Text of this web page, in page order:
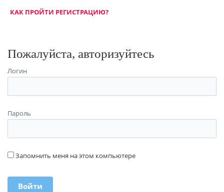
КАК ПРОЙТИ РЕГИСТРАЦИЮ?
Пожалуйста, авторизуйтесь
Логин
Пароль
Запомнить меня на этом компьютере